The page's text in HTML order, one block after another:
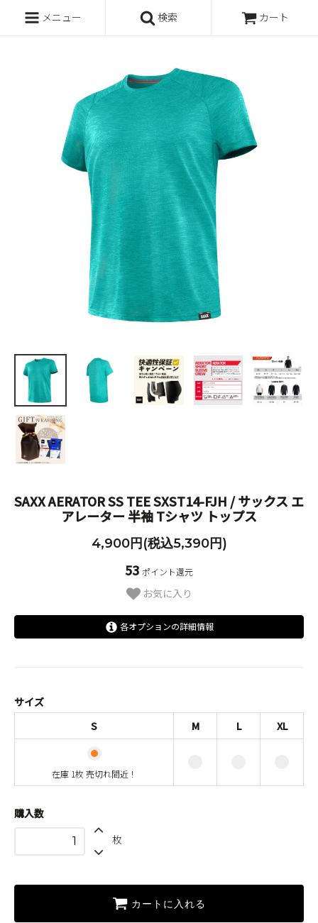
メニュー 検索 カート
SAXX AERATOR SS TEE SXST14-FJH / サックス エ
アレーター 半袖 Tシャツ トップス
4,900円(税込5,390円)
53 ポイント還元
お気に入り
各オプションの詳細情報
L
サイズ
S
M L XL
在庫 1枚 売切れ間近！
購入数
枚
カートに入れる